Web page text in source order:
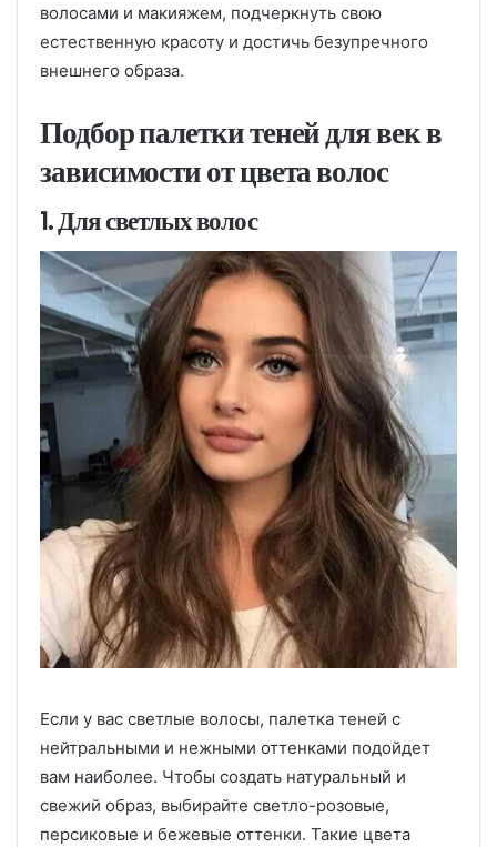
волосами и макияжем, подчеркнуть свою
естественную красоту и достичь безупречного
внешнего образа.
Подбор палетки теней для век в
зависимости от цвета волос
1. Для светлых волос
Если у вас светлые волосы, палетка теней с
нейтральными и нежными оттенками подойдет
вам наиболее. Чтобы создать натуральный и
свежий образ, выбирайте светло-розовые,
персиковые и бежевые оттенки. Такие цвета